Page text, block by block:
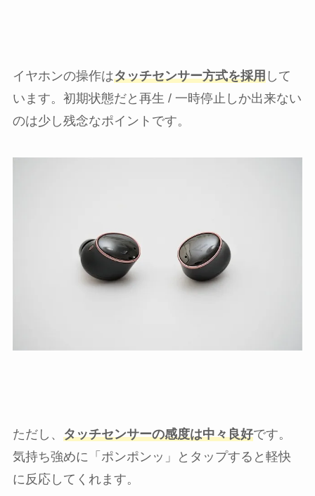
イヤホンの操作はタッチセンサー方式を採用して
います。初期状態だと再生 / 一時停止しか出来ない
のは少し残念なポイントです。
ただし、 タッチセンサーの感度は中々良好です。
気持ち強めに「ポンポンッ」とタップすると軽快
に反応してくれます。